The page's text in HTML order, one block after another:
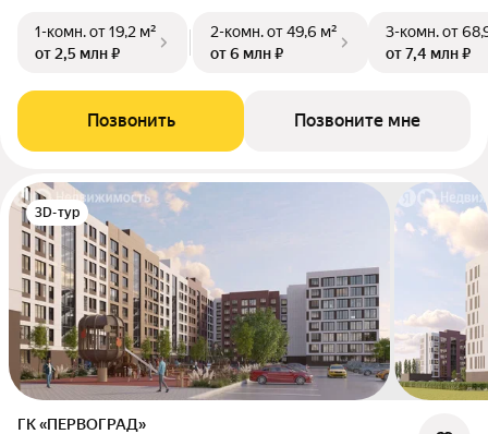
1-комн.от 19,2 м²
от 2,5 млн ₽
2-комн.от 49,6 м²
от 6 млн ₽
3-комн.от
от 7,4 млн ₽
Позвонить Позвоните мне
3D-тур
ГК «ПЕРВОГРАД»